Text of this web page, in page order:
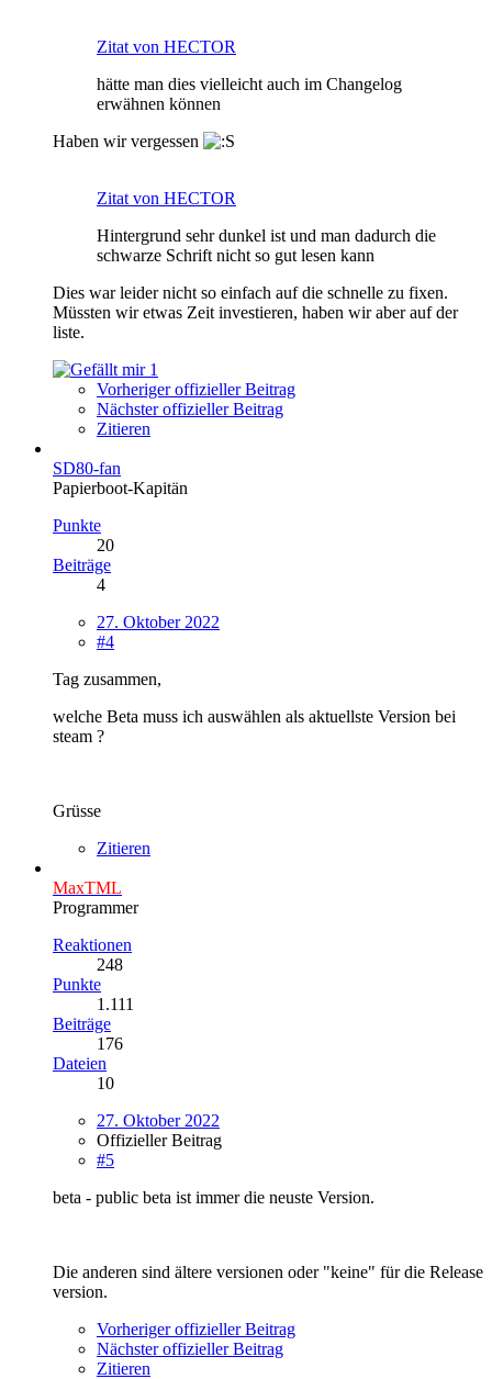
Zitat von HECTOR
hätte man dies vielleicht auch im Changelog
erwähnen können
Haben wir vergessen
Zitat von HECTOR
Hintergrund sehr dunkel ist und man dadurch die
schwarze Schrift nicht so gut lesen kann
Dies war leider nicht so einfach auf die schnelle zu fixen.
Müssten wir etwas Zeit investieren, haben wir aber auf der
liste.
1
Vorheriger offizieller Beitrag
Nächster offizieller Beitrag
Zitieren
SD80-fan
Papierboot-Kapitän
Punkte
20
Beiträge
4
27. Oktober 2022
#4
Tag zusammen,
welche Beta muss ich auswählen als aktuellste Version bei
steam ?
Grüsse
Zitieren
MaxTML
Programmer
Reaktionen
248
Punkte
1.111
Beiträge
176
Dateien
10
27. Oktober 2022
Offizieller Beitrag
#5
beta - public beta ist immer die neuste Version.
Die anderen sind ältere versionen oder "keine" für die Release
version.
Vorheriger offizieller Beitrag
Nächster offizieller Beitrag
Zitieren